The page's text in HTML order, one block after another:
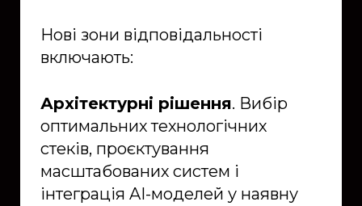
Нові зони відповідальності
включають:
Архітектурні рішення. Вибір
оптимальних технологічних
стеків, проєктування
масштабованих систем і
інтеграція AI-моделей у наявну